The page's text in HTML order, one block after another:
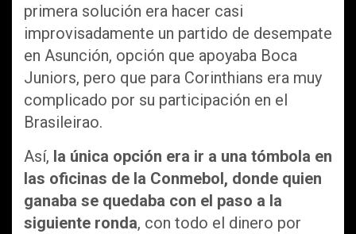
primera solución era hacer casi
improvisadamente un partido de desempate
en Asunción, opción que apoyaba Boca
Juniors, pero que para Corinthians era muy
complicado por su participación en el
Brasileirao.
Así, la única opción era ir a una tómbola en
las oficinas de la Conmebol, donde quien
ganaba se quedaba con el paso a la
siguiente ronda, con todo el dinero por